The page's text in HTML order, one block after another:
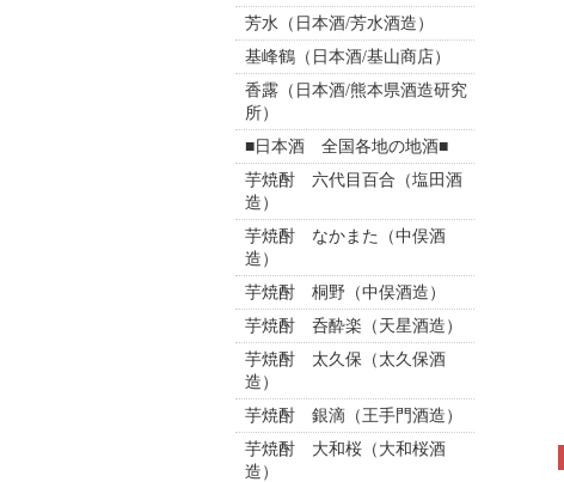
芳水（日本酒/芳水酒造）
基峰鶴（日本酒/基山商店）
香露（日本酒/熊本県酒造研究
所）
■日本酒 全国各地の地酒■
芋焼酎 六代目百合（塩田酒
造）
芋焼酎 なかまた（中俣酒
造）
芋焼酎 桐野（中俣酒造）
芋焼酎 呑酔楽（天星酒造）
芋焼酎 太久保（太久保酒
造）
芋焼酎 銀滴（王手門酒造）
芋焼酎 大和桜（大和桜酒
造）